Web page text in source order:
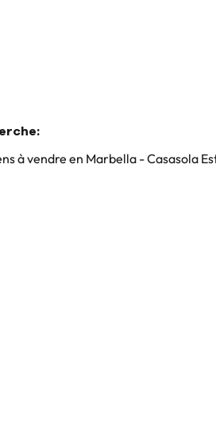
:
à vendre en Marbella - Casasola